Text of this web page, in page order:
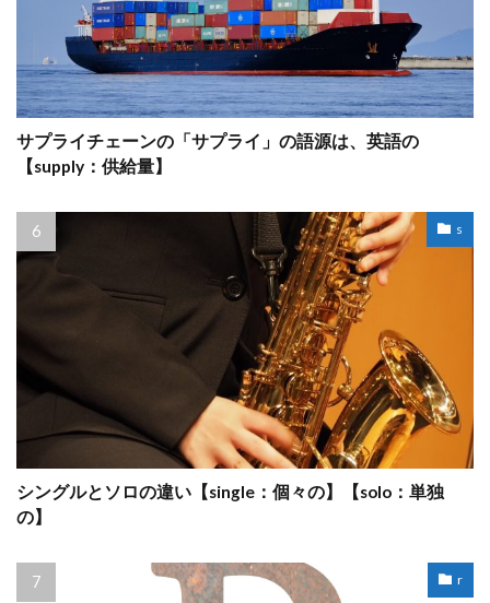
サプライチェーンの「サプライ」の語源は、英語の
【supply：供給量】
s
シングルとソロの違い【single：個々の】【solo：単独
の】
r